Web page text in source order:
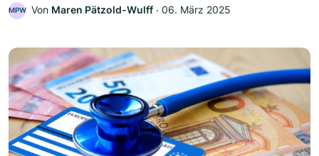
MPW Von Maren Pätzold-Wulff ‧ 06. März 2025